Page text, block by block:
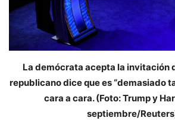
La demócrata acepta la invitación
republicano dice que es “demasiado
cara a cara. (Foto: Trump y
septiembre/